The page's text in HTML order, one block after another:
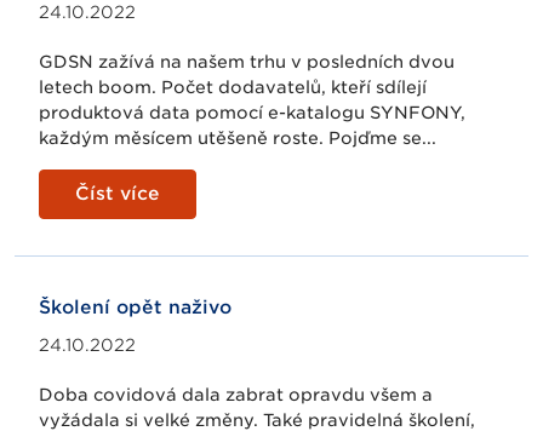
24.10.2022
GDSN zažívá na našem trhu v posledních dvou
letech boom. Počet dodavatelů, kteří sdílejí
produktová data pomocí e-katalogu SYNFONY,
každým měsícem utěšeně roste. Pojďme se...
Číst více
Školení opět naživo
24.10.2022
Doba covidová dala zabrat opravdu všem a
vyžádala si velké změny. Také pravidelná školení,